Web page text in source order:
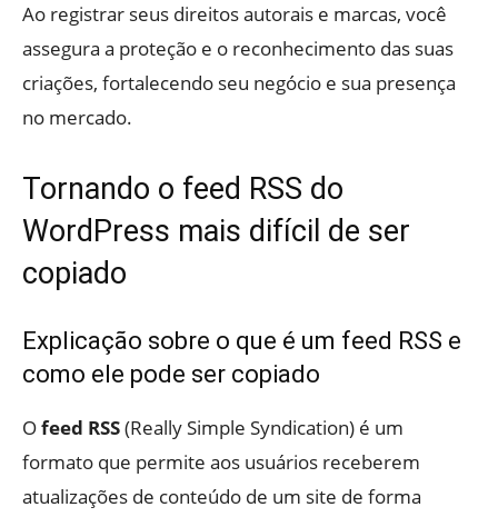
Ao registrar seus direitos autorais e marcas, você
assegura a proteção e o reconhecimento das suas
criações, fortalecendo seu negócio e sua presença
no mercado.
Tornando o feed RSS do
WordPress mais difícil de ser
copiado
Explicação sobre o que é um feed RSS e
como ele pode ser copiado
Ofeed RSS(Really Simple Syndication) é um
formato que permite aos usuários receberem
atualizações de conteúdo de um site de forma